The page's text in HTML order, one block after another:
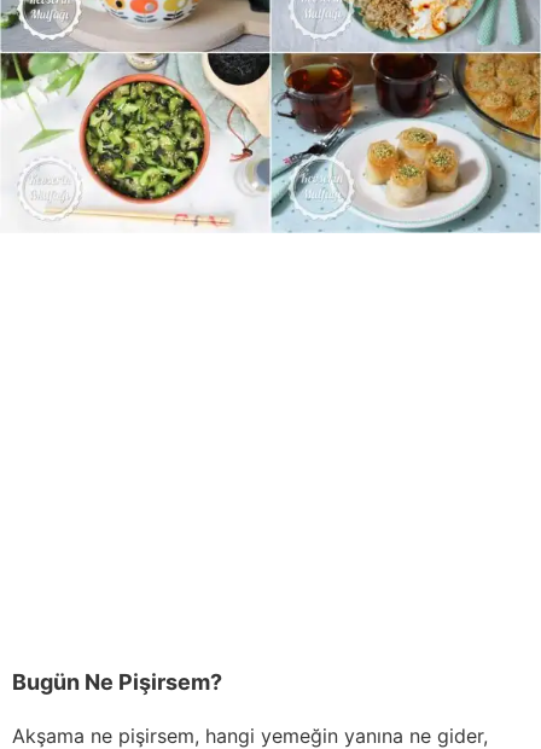
Bugün Ne Pişirsem?
Akşama ne pişirsem, hangi yemeğin yanına ne gider,